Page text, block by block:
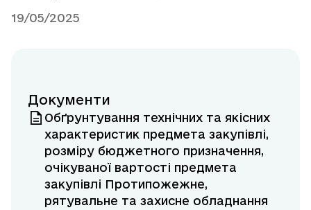
19/05/2025
Документи
Обґрунтування технічних та якісних
характеристик предмета закупівлі,
розміру бюджетного призначення,
очікуваної вартості предмета
закупівлі Протипожежне,
рятувальне та захисне обладнання